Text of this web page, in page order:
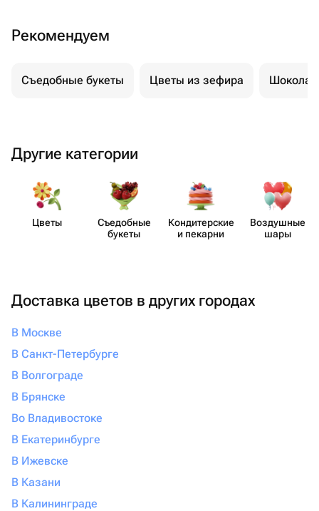
Рекомендуем
Съедобные букеты Цветы из зефира
Другие категории
Цветы
Съедобные
букеты
Кондит​ерские
и пекарни
Воздушные
шары
Доставка цветов в других городах
В Москве
В Санкт-Петербурге
В Волгограде
В Брянске
Во Владивостоке
В Екатеринбурге
В Ижевске
В Казани
В Калининграде